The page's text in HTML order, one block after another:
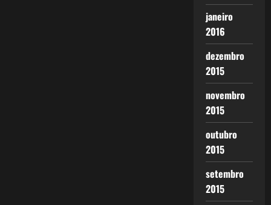
janeiro
2016
dezembro
2015
novembro
2015
outubro
2015
setembro
2015